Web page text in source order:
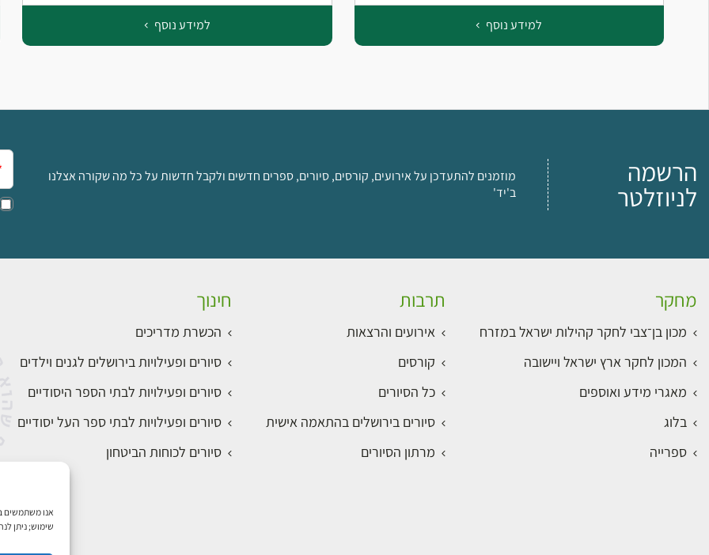
שימוש; ניתן
למידע נוסף למידע נוסף
הרשמה
לניוזלטר
מוזמנים להתעדכן על אירועים, קורסים, סיורים, ספרים חדשים ולקבל חדשות על כל מה שקורה אצלנו
ב'יד'
מחקר
מכון בן־צבי לחקר קהילות ישראל במזרח
המכון לחקר ארץ ישראל ויישובה
מאגרי מידע ואוספים
בלוג
ספרייה
תרבות
אירועים והרצאות
קורסים
כל הסיורים
סיורים בירושלים בהתאמה אישית
מרתון הסיורים
חינוך
הכשרת מדריכים
סיורים ופעילויות בירושלים לגנים וילדים
סיורים ופעילויות לבתי הספר היסודיים
סיורים ופעילויות לבתי ספר העל יסודיים
סיורים לכוחות הביטחון